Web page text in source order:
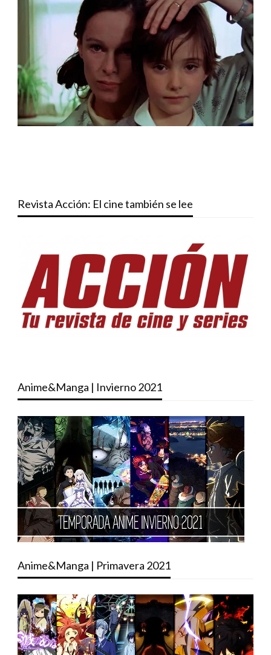
Revista Acción: El cine también se lee
Anime&Manga | Invierno 2021
Anime&Manga | Primavera 2021